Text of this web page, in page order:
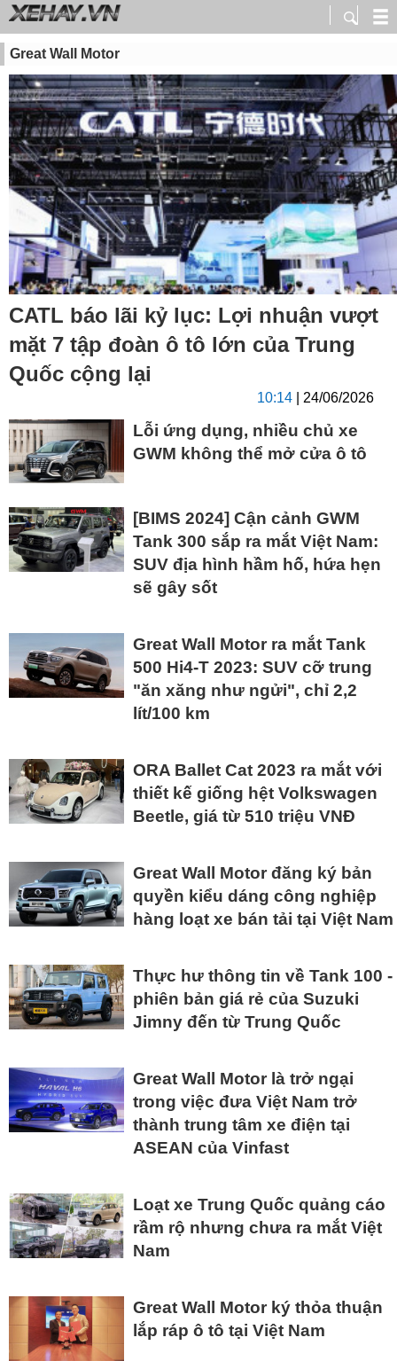
Great Wall Motor
CATL báo lãi kỷ lục: Lợi nhuận vượt
mặt 7 tập đoàn ô tô lớn của Trung
Quốc cộng lại
10:14 | 24/06/2026
Lỗi ứng dụng, nhiều chủ xe
GWM không thể mở cửa ô tô
[BIMS 2024] Cận cảnh GWM
Tank 300 sắp ra mắt Việt Nam:
SUV địa hình hầm hố, hứa hẹn
sẽ gây sốt
Great Wall Motor ra mắt Tank
500 Hi4-T 2023: SUV cỡ trung
"ăn xăng như ngửi", chỉ 2,2
lít/100 km
ORA Ballet Cat 2023 ra mắt với
thiết kế giống hệt Volkswagen
Beetle, giá từ 510 triệu VNĐ
Great Wall Motor đăng ký bản
quyền kiểu dáng công nghiệp
hàng loạt xe bán tải tại Việt Nam
Thực hư thông tin về Tank 100 -
phiên bản giá rẻ của Suzuki
Jimny đến từ Trung Quốc
Great Wall Motor là trở ngại
trong việc đưa Việt Nam trở
thành trung tâm xe điện tại
ASEAN của Vinfast
Loạt xe Trung Quốc quảng cáo
rầm rộ nhưng chưa ra mắt Việt
Nam
Great Wall Motor ký thỏa thuận
lắp ráp ô tô tại Việt Nam